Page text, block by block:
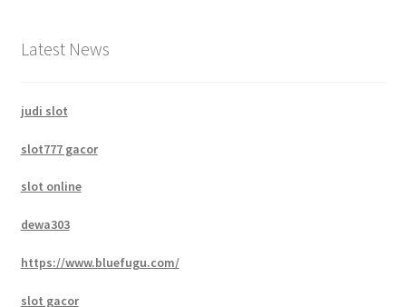
Latest News
judi slot
slot777 gacor
slot online
dewa303
https://www.bluefugu.com/
slot gacor